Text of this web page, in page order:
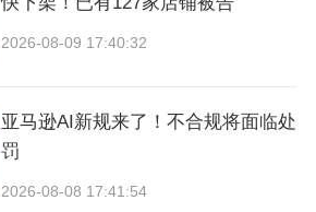
2026-08-09 17:40:32
亚马逊AI新规来了！不合规将面临处
罚
2026-08-08 17:41:54